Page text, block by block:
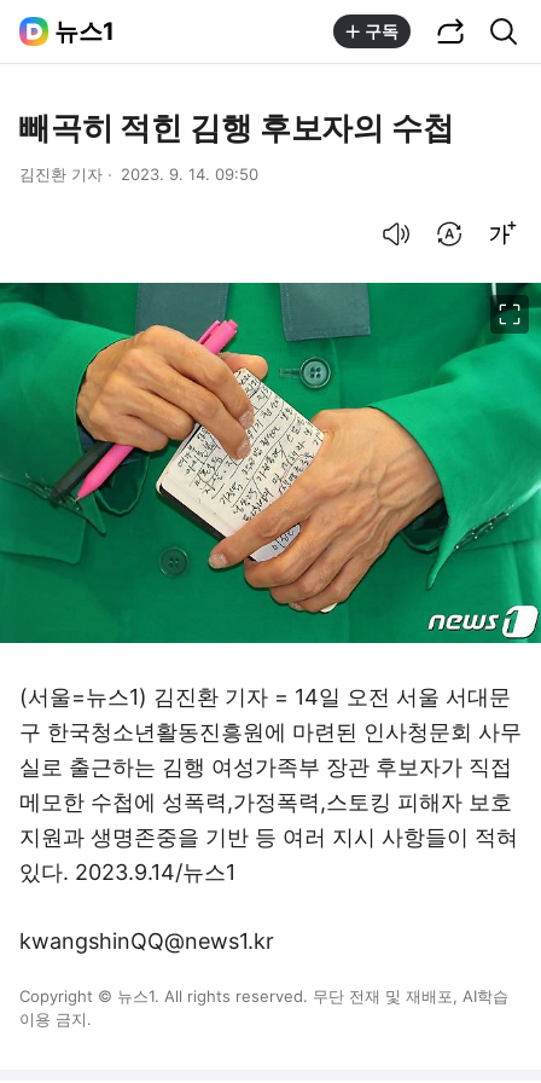
뉴스1 구독
빼곡히 적힌 김행 후보자의 수첩
김진환 기자 2023. 9. 14. 09:50
(서울=뉴스1) 김진환 기자 = 14일 오전 서울 서대문
구 한국청소년활동진흥원에 마련된 인사청문회 사무
실로 출근하는 김행 여성가족부 장관 후보자가 직접
메모한 수첩에 성폭력,가정폭력,스토킹 피해자 보호
지원과 생명존중을 기반 등 여러 지시 사항들이 적혀
있다. 2023.9.14/뉴스1
kwangshinQQ@news1.kr
Copyright © 뉴스1. All rights reserved. 무단 전재 및 재배포, AI학습
이용 금지.